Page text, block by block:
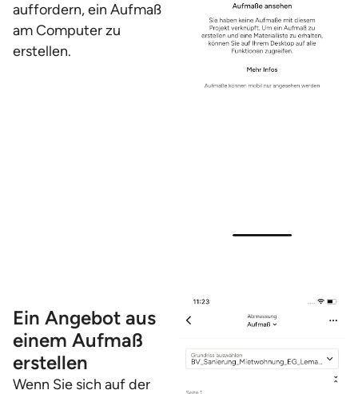
auffordern, ein Aufmaß
am Computer zu
erstellen.
Ein Angebot aus
einem Aufmaß
erstellen
Wenn Sie sich auf der